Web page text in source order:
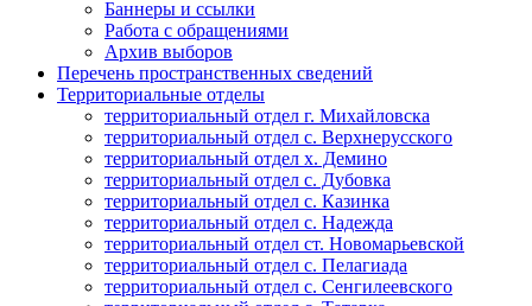
Баннеры и ссылки
Работа с обращениями
Архив выборов
Перечень пространственных сведений
Территориальные отделы
территориальный отдел г. Михайловска
территориальный отдел с. Верхнерусского
территориальный отдел х. Демино
территориальный отдел с. Дубовка
территориальный отдел с. Казинка
территориальный отдел с. Надежда
территориальный отдел ст. Новомарьевской
территориальный отдел с. Пелагиада
территориальный отдел с. Сенгилеевского